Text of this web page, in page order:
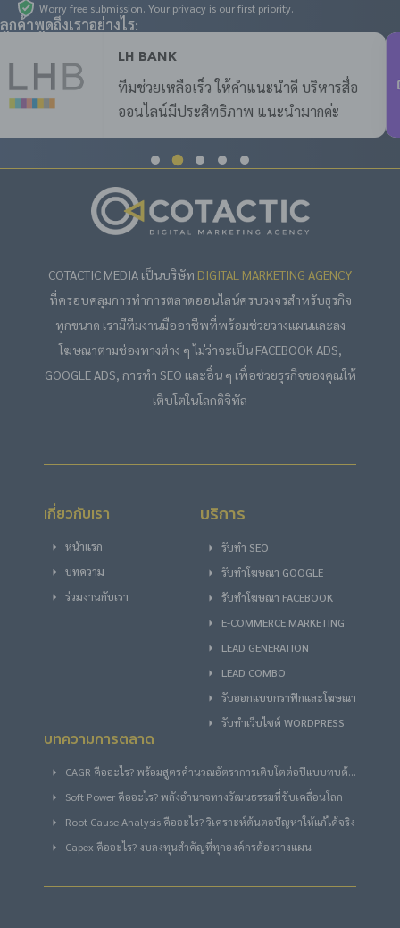
ลูกค้าพูดถึงเราอย่างไร:
LH Bank
ทีมช่วยเหลือเร็ว ให้คำแนะนำดี บริหารสื่อ
ออนไลน์มีประสิทธิภาพ แนะนำมากค่ะ
Worry free submission. Your privacy is our first priority.
COTACTIC MEDIA เป็นบริษัท DIGITAL MARKETING AGENCY
ที่ครอบคลุมการทำการตลาดออนไลน์ครบวงจรสำหรับธุรกิจ
ทุกขนาด เรามีทีมงานมืออาชีพที่พร้อมช่วยวางแผนและลง
โฆษณาตามช่องทางต่าง ๆ ไม่ว่าจะเป็น FACEBOOK ADS,
GOOGLE ADS, การทำ SEO และอื่น ๆ เพื่อช่วยธุรกิจของคุณให้
เติบโตในโลกดิจิทัล
เกี่ยวกับเรา
หน้าแรก
บทความ
ร่วมงานกับเรา
บริการ
รับทำ SEO
รับทําโฆษณา GOOGLE
รับทําโฆษณา FACEBOOK
E-COMMERCE MARKETING
LEAD GENERATION
LEAD COMBO
รับออกแบบกราฟิกและโฆษณา
รับทำเว็บไซต์ WORDPRESS
บทความการตลาด
CAGR คืออะไร? พร้อมสูตรคำนวณอัตราการเติบโตต่อปีแบบทบต้น
ฉบับง่าย
Soft Power คืออะไร? พลังอำนาจทางวัฒนธรรมที่ขับเคลื่อนโลก
Root Cause Analysis คืออะไร? วิเคราะห์ต้นตอปัญหาให้แก้ได้จริง
Capex คืออะไร? งบลงทุนสำคัญที่ทุกองค์กรต้องวางแผน